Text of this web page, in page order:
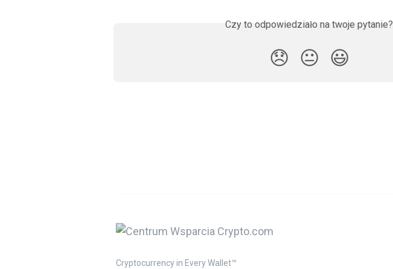
Czy to odpowiedziało na twoje pytanie?
😞 😐 😃
Cryptocurrency in Every Wallet™